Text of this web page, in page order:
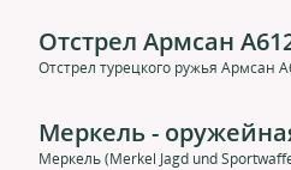
Отстрел Армсан
Отстрел турецкого ружья Армсан
Меркель -
Меркель (Merkel Jagd und